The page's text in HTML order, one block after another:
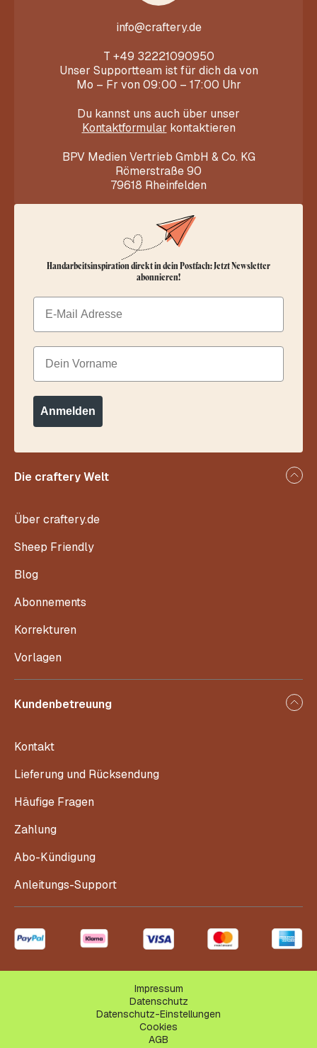
info@craftery.de
T +49 32221090950
Unser Supportteam ist für dich da von
Mo – Fr von 09:00 – 17:00 Uhr
Du kannst uns auch über unser
Kontaktformular kontaktieren
BPV Medien Vertrieb GmbH & Co. KG
Römerstraße 90
79618 Rheinfelden
Die craftery Welt
Über craftery.de
Sheep Friendly
Blog
Abonnements
Korrekturen
Vorlagen
Kundenbetreuung
Kontakt
Lieferung und Rücksendung
Häufige Fragen
Zahlung
Abo-Kündigung
Anleitungs-Support
Handarbeitsinspiration direkt in dein Postfach: Jetzt Newsletter
abonnieren!
Email
Dein Vorname
Anmelden
Impressum
Datenschutz
Datenschutz-Einstellungen
Cookies
AGB